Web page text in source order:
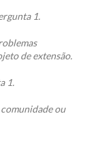
1.
de extensão.
1.
ou